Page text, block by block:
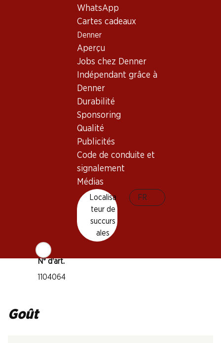
WhatsApp
Cartes cadeaux
Denner
Aperçu
Jobs chez Denner
Indépendant grâce à
Denner
Durabilité
Sponsoring
Qualité
Publicités
Code de conduite et
signalement
Médias
Localisa
teur de
succurs
ales
FR
Bon à savoir
1–2 ans après l'achat
Falstaff: 92 points
Température de dégustation
Empreinte carbone
8.15 kg
N° d'art.
1104064
Goût